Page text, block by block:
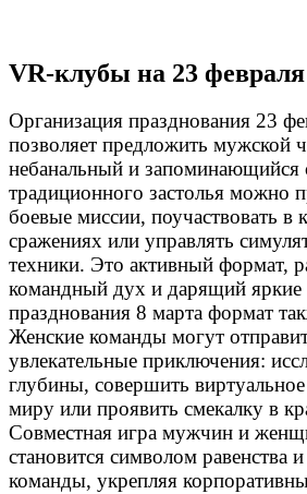
VR-клубы на 23
Организация празднования 23
позволяет предложить мужской
небанальный и запоминающийся
традиционного застолья можно
боевые миссии, поучаствовать в
сражениях или управлять
техники. Это активный формат,
командный дух и дарящий
празднования 8 марта формат
Женские команды могут
увлекательные приключения:
глубины, совершить
миру или проявить смекалку в
Совместная игра мужчин и
становится символом равенства
команды, укрепляя